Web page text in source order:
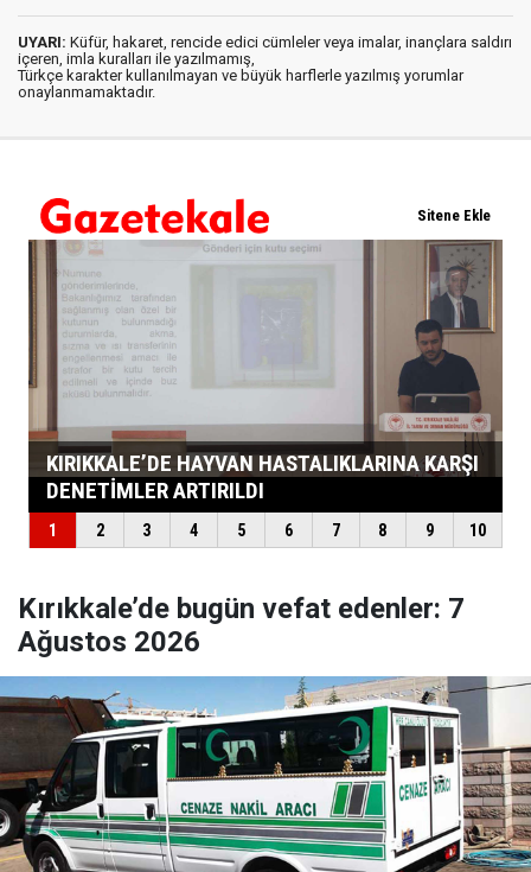
UYARI: Küfür, hakaret, rencide edici cümleler veya imalar, inançlara saldırı
içeren, imla kuralları ile yazılmamış,
Türkçe karakter kullanılmayan ve büyük harflerle yazılmış yorumlar
onaylanmamaktadır.
Kırıkkale’de bugün vefat edenler: 7
Ağustos 2026